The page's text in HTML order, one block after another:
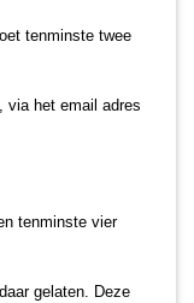
tenminste twee
via het email adres
tenminste vier
gelaten. Deze